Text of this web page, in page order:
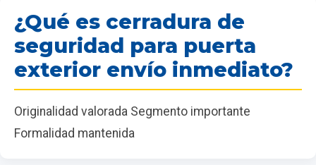
¿Qué es cerradura de
seguridad para puerta
exterior envío inmediato?
Originalidad valorada Segmento importante
Formalidad mantenida